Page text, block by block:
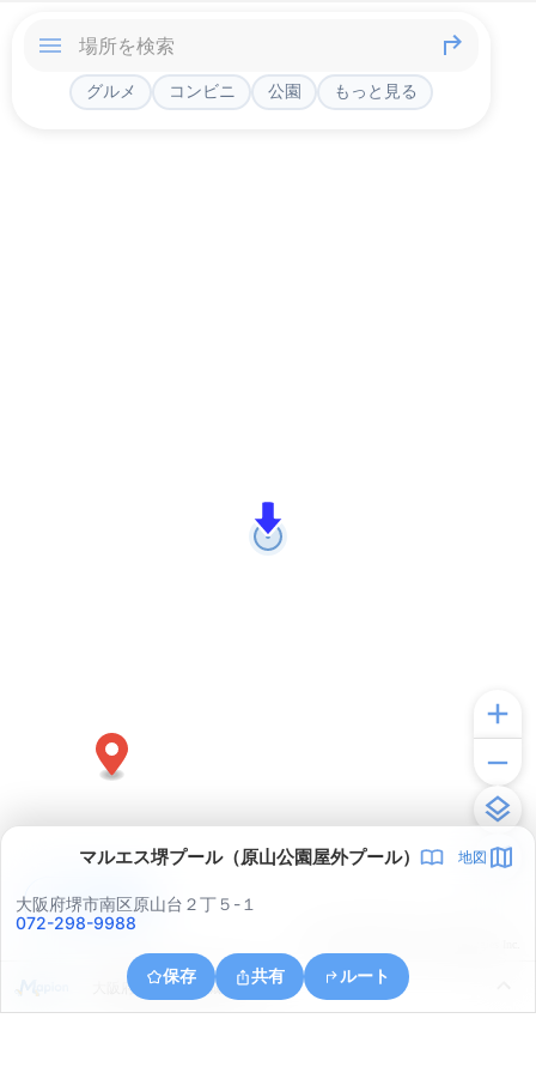
グルメ コンビニ 公園 もっと見る
マルエス堺プール（原山公園屋外プール） 地図
大阪府堺市南区原山台２丁５-１
072-298-9988
保存 共有 ルート
大阪府堺市南区竹城台３丁１
アプリで見る